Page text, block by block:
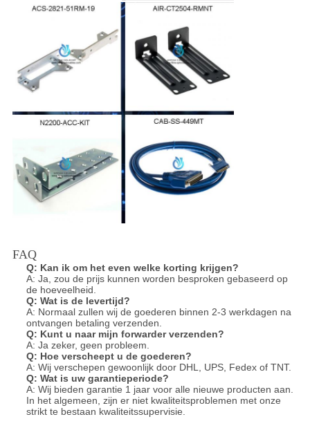
FAQ
Q: Kan ik om het even welke korting krijgen?
A: Ja, zou de prijs kunnen worden besproken gebaseerd op
de hoeveelheid.
Q: Wat is de levertijd?
A: Normaal zullen wij de goederen binnen 2-3 werkdagen na
ontvangen betaling verzenden.
Q: Kunt u naar mijn forwarder verzenden?
A: Ja zeker, geen probleem.
Q: Hoe verscheept u de goederen?
A: Wij verschepen gewoonlijk door DHL, UPS, Fedex of TNT.
Q: Wat is uw garantieperiode?
A: Wij bieden garantie 1 jaar voor alle nieuwe producten aan.
In het algemeen, zijn er niet kwaliteitsproblemen met onze
strikt te bestaan kwaliteitssupervisie.